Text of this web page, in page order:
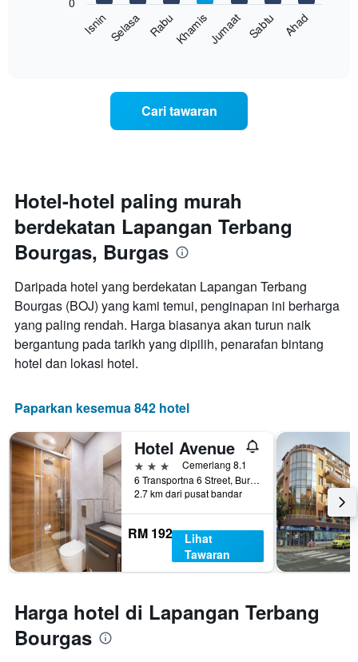
mempunyai
1
paksi
X
yang
memaparkan
hari
dalam
seminggu.
Carta
mempunyai
1
yang
memaparkan
purata
harga
bilik
IsninSelasa RabuKhamisJumaat Sabtu Ahad
Cari tawaran
Hotel-hotel paling murah
berdekatan Lapangan Terbang
Bourgas, Burgas
Daripada hotel yang berdekatan Lapangan Terbang
Bourgas (BOJ) yang kami temui, penginapan ini berharga
yang paling rendah. Harga biasanya akan turun naik
bergantung pada tarikh yang dipilih, penarafan bintang
hotel dan lokasi hotel.
Paparkan kesemua 842 hotel
Hotel Avenue
3 bintangCemerlang 8.1
6 Transportna 6 Street, Burgas, Bulgaria
2.7 km dari pusat bandar
RM 192
Lihat
Tawaran
Harga hotel di Lapangan Terbang
Bourgas